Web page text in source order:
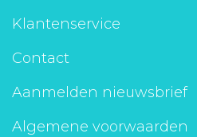
Klantenservice
Contact
Aanmelden nieuwsbrief
Algemene voorwaarden